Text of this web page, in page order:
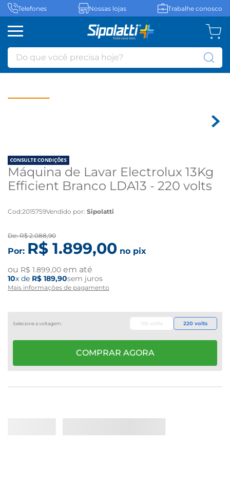
Telefones Nossas lojas Trabalhe conosco
Do que você precisa hoje?
Máquina de Lavar Electrolux 13Kg
Efficient Branco LDA13 - 220 volts
Cod:2015759Vendido por: Sipolatti
De:R$ 2.088,90
Por: R$ 1.899,00 no pix
ou R$ 1.899,00 em até
10x de R$ 189,90sem juros
Mais informações de pagamento
220 volts
COMPRAR AGORA